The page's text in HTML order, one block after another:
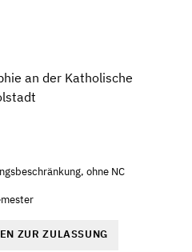
an der Katholische
ohne NC
ZUR ZULASSUNG